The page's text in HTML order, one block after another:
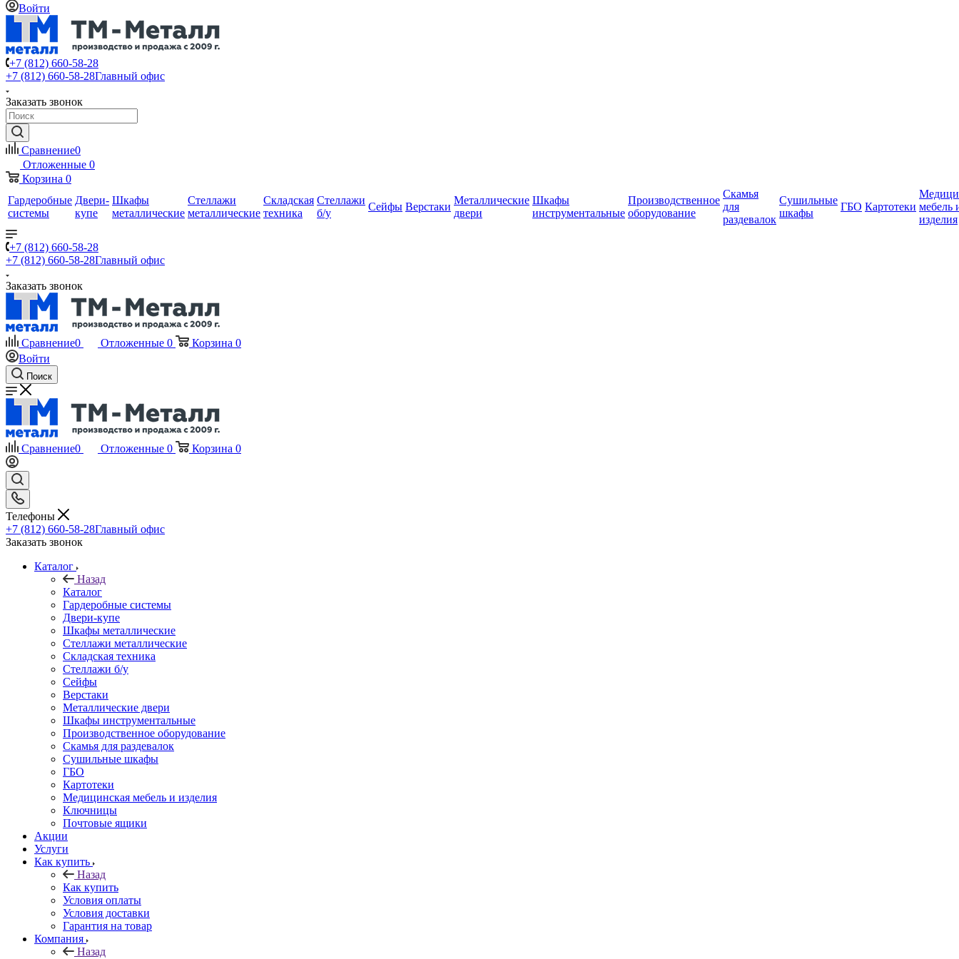
Войти
+7 (812) 660-58-28
+7 (812) 660-58-28Главный офис
Заказать звонок
Сравнение0
Отложенные 0
Корзина 0
Гардеробные
системы
Двери-
купе
Шкафы
металлические
Стеллажи
металлические
Складская
техника
Стеллажи
б/у
Сейфы Верстаки
Металлические
двери
Шкафы
инструментальные
Производственное
оборудование
Скамья
для
раздевалок
Сушильные
шкафы
ГБО Картотеки мебель
изделия
+7 (812) 660-58-28
+7 (812) 660-58-28Главный офис
Заказать звонок
Сравнение0 Отложенные 0 Корзина 0
Войти
Поиск
Сравнение0 Отложенные 0 Корзина 0
Телефоны
+7 (812) 660-58-28Главный офис
Заказать звонок
Каталог
Назад
Каталог
Гардеробные системы
Двери-купе
Шкафы металлические
Стеллажи металлические
Складская техника
Стеллажи б/у
Сейфы
Верстаки
Металлические двери
Шкафы инструментальные
Производственное оборудование
Скамья для раздевалок
Сушильные шкафы
ГБО
Картотеки
Медицинская мебель и изделия
Ключницы
Почтовые ящики
Акции
Услуги
Как купить
Назад
Как купить
Условия оплаты
Условия доставки
Гарантия на товар
Компания
Назад